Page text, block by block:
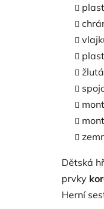
Dětská
prvky
Herní